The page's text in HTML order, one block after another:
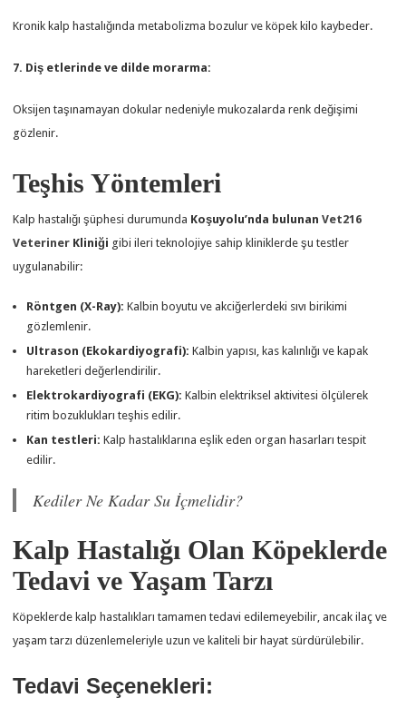
Kronik kalp hastalığında metabolizma bozulur ve köpek kilo kaybeder.
7. Diş etlerinde ve dilde morarma:
Oksijen taşınamayan dokular nedeniyle mukozalarda renk değişimi
gözlenir.
Teşhis Yöntemleri
Kalp hastalığı şüphesi durumunda Koşuyolu’nda bulunanVet216
Veteriner Kliniği gibi ileri teknolojiye sahip kliniklerde şu testler
uygulanabilir:
Röntgen (X-Ray): Kalbin boyutu ve akciğerlerdeki sıvı birikimi
gözlemlenir.
Ultrason (Ekokardiyografi): Kalbin yapısı, kas kalınlığı ve kapak
hareketleri değerlendirilir.
Elektrokardiyografi (EKG): Kalbin elektriksel aktivitesi ölçülerek
ritim bozuklukları teşhis edilir.
Kan testleri: Kalp hastalıklarına eşlik eden organ hasarları tespit
edilir.
Kediler Ne Kadar Su İçmelidir?
Kalp Hastalığı Olan Köpeklerde
Tedavi ve Yaşam Tarzı
Köpeklerde kalp hastalıkları tamamen tedavi edilemeyebilir, ancak ilaç ve
yaşam tarzı düzenlemeleriyle uzun ve kaliteli bir hayat sürdürülebilir.
Tedavi Seçenekleri: